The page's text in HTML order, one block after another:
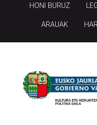
HONI BURUZ
ARAUAK